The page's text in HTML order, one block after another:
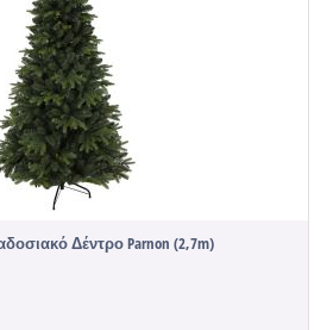
Δέντρο Parnon (2,7m)